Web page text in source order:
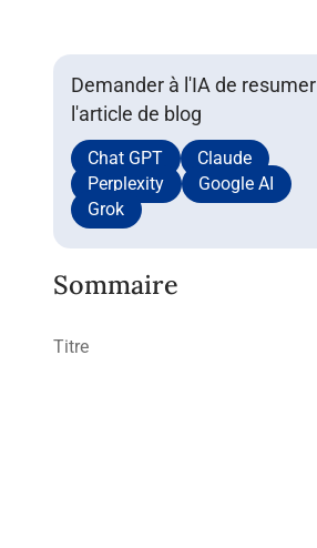
Demander à l'IA de resumer
l'article de blog
Chat GPT
Claude
Perplexity
Google AI
Grok
Sommaire
Titre